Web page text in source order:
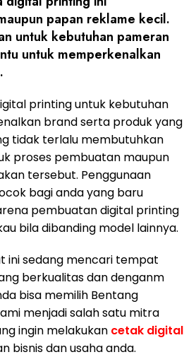
papan reklame kecil.
untuk kebutuhan pameran
untuk memperkenalkan
printing untuk kebutuhan
brand serta produk yang
tidak terlalu membutuhkan
proses pembuatan maupun
tersebut. Penggunaan
bagi anda yang baru
pembuatan digital printing
bila dibanding model lainnya.
ini sedang mencari tempat
berkualitas dan denganm
bisa memilih Bentang
menjadi salah satu mitra
ingin melakukan cetak digital
bisnis dan usaha anda.